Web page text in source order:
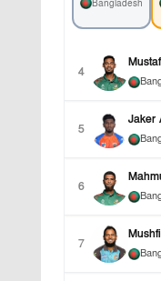
Bangladesh
4
5
Jaker
6
7